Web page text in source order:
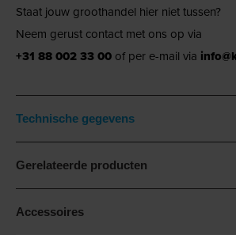
Staat jouw groothandel hier niet tussen?
Neem gerust contact met ons op via
+31 88 002 33 00 of per e-mail via
Technische gegevens
Gerelateerde producten
Accessoires